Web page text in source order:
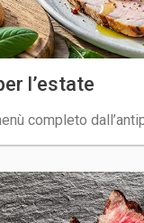
l’estate
completo